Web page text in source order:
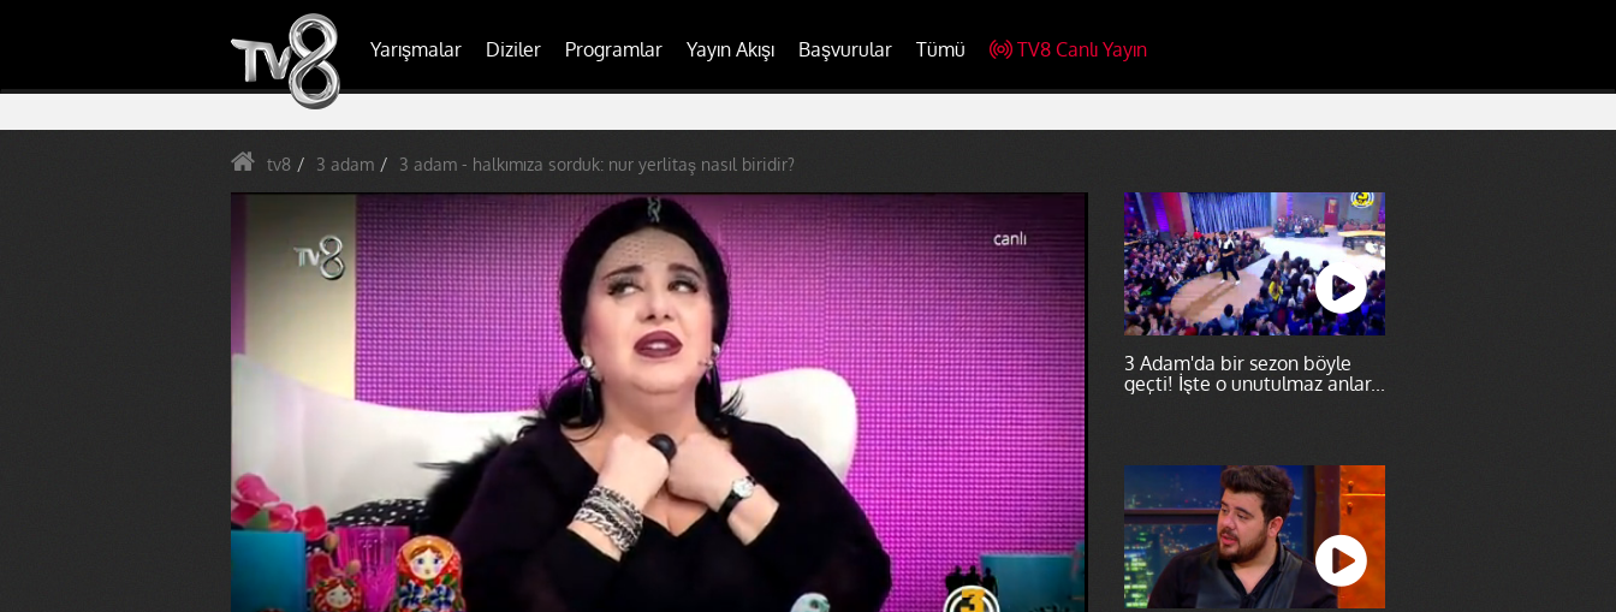
Yarışmalar Diziler Programlar Yayın Akışı Başvurular Tümü TV8 Canlı Yayın
tv8 3 adam 3 adam - halkımıza sorduk: nur yerlitaş nasıl biridir?
3 Adam'da bir sezon böyle
geçti! İşte o unutulmaz anlar...